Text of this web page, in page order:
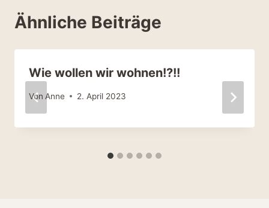
Ähnliche Beiträge
Wie wollen wir wohnen!?!!
Von Anne 2. April 2023